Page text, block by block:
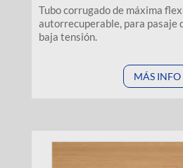
Tubo corrugado de máxima
autorrecuperable, para pasaje
baja tensión.
MÁS INFO